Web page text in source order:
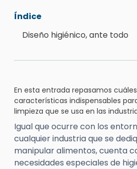
Índice
Diseño higiénico, ante todo
En esta entrada repasamos
características indispensables
limpieza que se usa en las
Igual que ocurre con los
cualquier industria que se
manipular alimentos, cuenta
necesidades especiales de